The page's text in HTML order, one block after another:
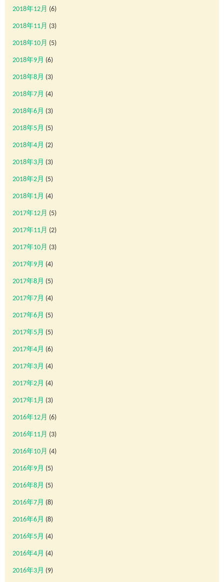
2018年12月 (6)
2018年11月 (3)
2018年10月 (5)
2018年9月 (6)
2018年8月 (3)
2018年7月 (4)
2018年6月 (3)
2018年5月 (5)
2018年4月 (2)
2018年3月 (3)
2018年2月 (5)
2018年1月 (4)
2017年12月 (5)
2017年11月 (2)
2017年10月 (3)
2017年9月 (4)
2017年8月 (5)
2017年7月 (4)
2017年6月 (5)
2017年5月 (5)
2017年4月 (6)
2017年3月 (4)
2017年2月 (4)
2017年1月 (3)
2016年12月 (6)
2016年11月 (3)
2016年10月 (4)
2016年9月 (5)
2016年8月 (5)
2016年7月 (8)
2016年6月 (8)
2016年5月 (4)
2016年4月 (4)
2016年3月 (9)